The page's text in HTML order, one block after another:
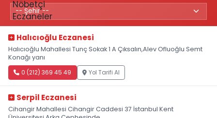
Halıcıoğlu Eczanesi
Halıcıoğlu Mahallesi Tunç Sokak 1 A Çıksalın,Alev Ofluoğlu Semt
Konağı yanı
0 (212) 369 45 49 Yol Tarifi Al
Serpil Eczanesi
Cihangir Mahallesi Cihangir Caddesi 37 İstanbul Kent